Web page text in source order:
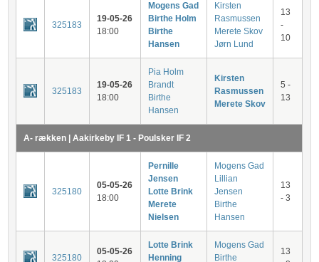
325183
19-05-26
18:00
Mogens Gad
Birthe Holm
Birthe
Hansen
Kirsten
Rasmussen
Merete Skov
Jørn Lund
13
-
10
325183
19-05-26
18:00
Pia Holm
Brandt
Birthe
Hansen
Kirsten
Rasmussen
Merete Skov
5 -
13
A- rækken | Aakirkeby IF 1 - Poulsker IF 2
325180
05-05-26
18:00
Pernille
Jensen
Lotte Brink
Merete
Nielsen
Mogens Gad
Lillian
Jensen
Birthe
Hansen
13
- 3
325180
05-05-26
Lotte Brink
Henning
Mogens Gad
Birthe
13